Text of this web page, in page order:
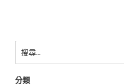
尋
分類